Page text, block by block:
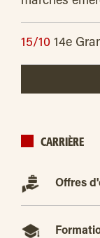
15/10 14e
CARRIÈRE
Offres